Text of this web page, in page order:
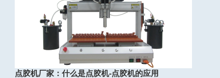
点胶机厂家：什么是点胶机-点胶机的应用